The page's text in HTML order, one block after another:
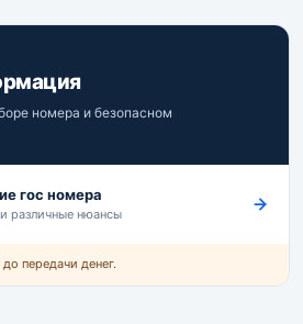
номера и безопасном
гос номера
различные нюансы
передачи денег.